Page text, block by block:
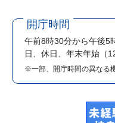
開庁時間
午前8時30分から午後5
日、休日、年末年始（
※一部、開庁時間の異なる